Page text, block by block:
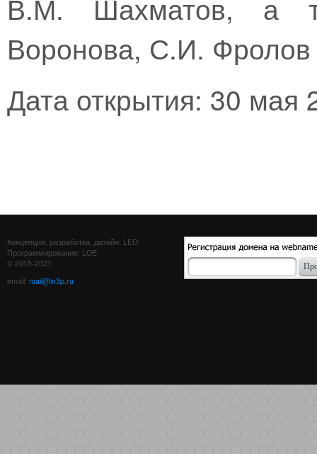
Воронова, С.И. Фролов
Дата открытия: 30 мая
Концепция, разработка, дизайн: LEO
Программирование: LOE
© 2015-2021
email: mail@in3p.ru